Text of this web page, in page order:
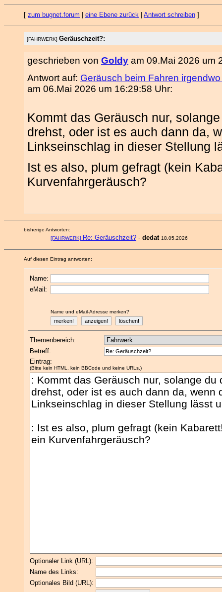
[ zum bugnet.forum eine Ebene zurück Antwort schreiben ]
[FAHRWERK] Geräuschzeit?:
geschrieben von Goldy am 09.Mai 2026 um
Antwort auf: Geräusch beim Fahren
am 06.Mai 2026 um 16:29:58 Uhr:
Kommt das Geräusch nur,
drehst, oder ist es auch dann da,
Linkseinschlag in dieser Stellung
Ist es also, plum gefragt (kein
Kurvenfahrgeräusch?
bisherige Antworten:
[FAHRWERK] Re: Geräuschzeit? - dedat 18.05.2026
Auf diesen Eintrag antworten:
Name:
eMail:
Name und eMail-Adresse merken?
Themenbereich:
Betreff:
Eintrag:
(Bitte kein HTML, kein BBCode und keine URLs.)
Optionaler Link (URL):
Name des Links:
Optionales Bild (URL):